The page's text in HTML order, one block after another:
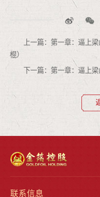
上一篇：第一章：逼上
棍）
下一篇：第一章：逼上
联系信息